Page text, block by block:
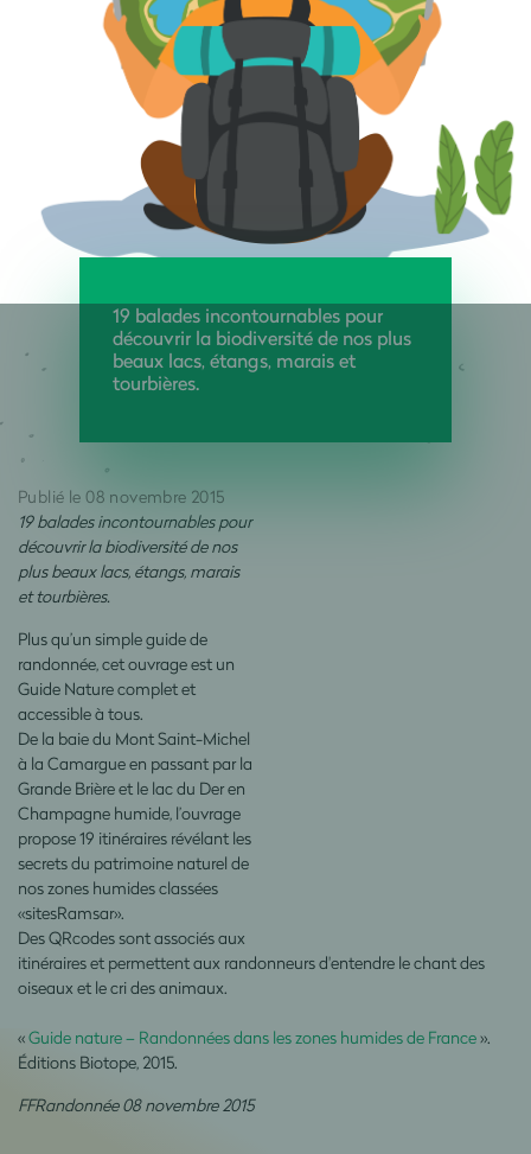
19 balades incontournables pour
découvrir la biodiversité de nos plus
beaux lacs, étangs, marais et
tourbières.
Publié le 08 novembre 2015
19 balades incontournables pour
découvrir la biodiversité de nos
plus beaux lacs, étangs, marais
et tourbières.
Plus qu’un simple guide de
randonnée, cet ouvrage est un
Guide Nature complet et
accessible à tous.
De la baie du Mont Saint-Michel
à la Camargue en passant par la
Grande Brière et le lac du Der en
Champagne humide, l’ouvrage
propose 19 itinéraires révélant les
secrets du patrimoine naturel de
nos zones humides classées
«sitesRamsar».
Des QRcodes sont associés aux
itinéraires et permettent aux randonneurs d'entendre le chant des
oiseaux et le cri des animaux.
«Guide nature – Randonnées dans les zones humides de France».
Éditions Biotope, 2015.
FFRandonnée 08 novembre 2015